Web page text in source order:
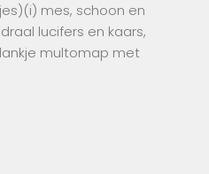
mes, schoon en
lucifers en kaars,
multomap met